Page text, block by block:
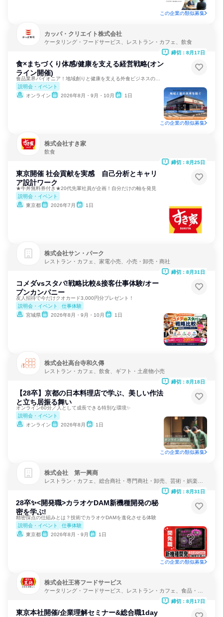
この企業の類似募集
カッパ・クリエイト株式会社
ケータリング・フードサービス、レストラン・カフェ、飲食
食×まちづくり体感/健康を支える経営戦略(オン
ライン開催)
説明会・イベント
オンライン
2026年8月・9月・10月 1日
締切：8月17日
この企業の類似募集
株式会社すき家
飲食
東京開催 社会貢献を実感 自己分析とキャリ
ア設計ワーク
★牛丼無料券付き★20代先輩社員が企画！自分だけの軸を発見
説明会・イベント
東京都
2026年7月 1日
締切：8月25日
株式会社サン・パーク
レストラン・カフェ、家電小売、小売・卸売・商社
コメダvsスタバ!戦略比較&接客仕事体験/オー
プンカンパニー
友人招待で今だけクオカード3,000円分プレゼント！
説明会・イベント
仕事体験
宮城県
2026年8月・9月・10月 1日
締切：8月31日
株式会社高台寺和久傳
レストラン・カフェ、飲食、ギフト・土産物小売
【28卒】京都の日本料理店で学ぶ、美しい作法
と立ち居振る舞い
オンライン60分／人として成長できる特別な環境✨
説明会・イベント
オンライン
2026年8月 1日
締切：8月18日
この企業の類似募集
株式会社 第一興商
レストラン・カフェ、総合商社・専門商社・卸売、芸術・娯楽・
28卒✨<開発職>カラオケDAM新機種開発の秘
密を学ぶ!
精密採点の仕組みとは？技術でカラオケDAMを進化させる体験
説明会・イベント
仕事体験
東京都
2026年8月・9月 1日
締切：8月31日
この企業の類似募集
株式会社王将フードサービス
ケータリング・フードサービス、レストラン・カフェ、食品・飲
東京本社開催/企業理解セミナー&総合職1day
締切：8月17日